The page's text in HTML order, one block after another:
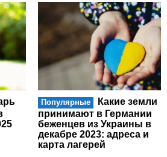
Популярные
Какие земли
принимают в Германии
беженцев из Украины в
декабре 2023: адреса и
карта лагерей